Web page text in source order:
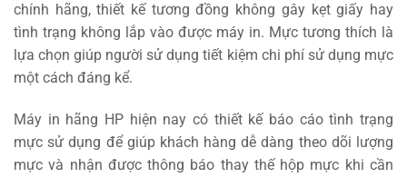
chính hãng, thiết kế tương đồng không gây kẹt giấy hay
tình trạng không lắp vào được máy in. Mực tương thích là
lựa chọn giúp người sử dụng tiết kiệm chi phí sử dụng mực
một cách đáng kể.
Máy in hãng HP hiện nay có thiết kế báo cáo tình trạng
mực sử dụng để giúp khách hàng dễ dàng theo dõi lượng
mực và nhận được thông báo thay thế hộp mực khi cần